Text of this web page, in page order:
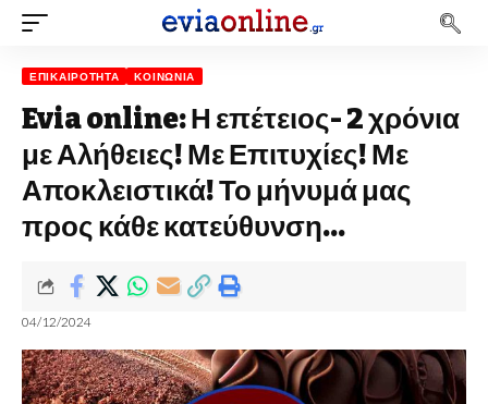
ΕΠΙΚΑΙΡΌΤΗΤΑ ΚΟΙΝΩΝΊΑ
Evia online: Η επέτειος- 2 χρόνια
με Αλήθειες! Με Επιτυχίες! Με
Αποκλειστικά! Το μήνυμά μας
προς κάθε κατεύθυνση…
04/12/2024